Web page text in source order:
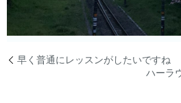
早く普通にレッスンがしたいですね
ハーラ